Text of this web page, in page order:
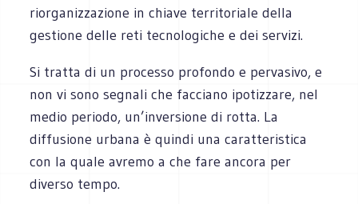
riorganizzazione in chiave territoriale della
gestione delle reti tecnologiche e dei servizi.
Si tratta di un processo profondo e pervasivo, e
non vi sono segnali che facciano ipotizzare, nel
medio periodo, un’inversione di rotta. La
diffusione urbana è quindi una caratteristica
con la quale avremo a che fare ancora per
diverso tempo.